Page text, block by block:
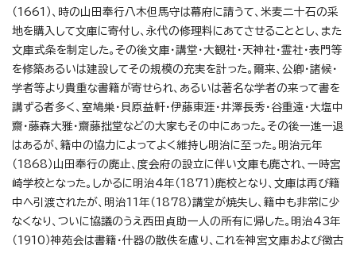
（1661）、時の山田奉行八木但馬守は幕府に請うて、米麦二十石の采
地を購入して文庫に寄付し、永代の修理料にあてさせることとし、また
文庫式条を制定した。その後文庫・講堂・大観社・天神社・霊社・表門等
を修築あるいは建設してその規模の充実を計った。爾来、公卿・諸候・
学者等より貴重な書籍が寄せられ、あるいは著名な学者の来って書を
講ずる者多く、室鳩巣・貝原益軒・伊藤東涯・井澤長秀・谷重遠・大塩中
齋・藤森大雅・齋藤拙堂などの大家もその中にあった。その後一進一退
はあるが、籍中の協力によってよく維持し明治に至った。明治元年
（1868）山田奉行の廃止、度会府の設立に伴い文庫も廃され、一時宮
崎学校となった。しかるに明治4年（1871）廃校となり、文庫は再び籍
中へ引渡されたが、明治11年（1878）講堂が焼失し、籍中も非常に少
なくなり、ついに協議のうえ西田貞助一人の所有に帰した。明治43年
（1910）神苑会は書籍・什器の散佚を慮り、これを神宮文庫および徴古